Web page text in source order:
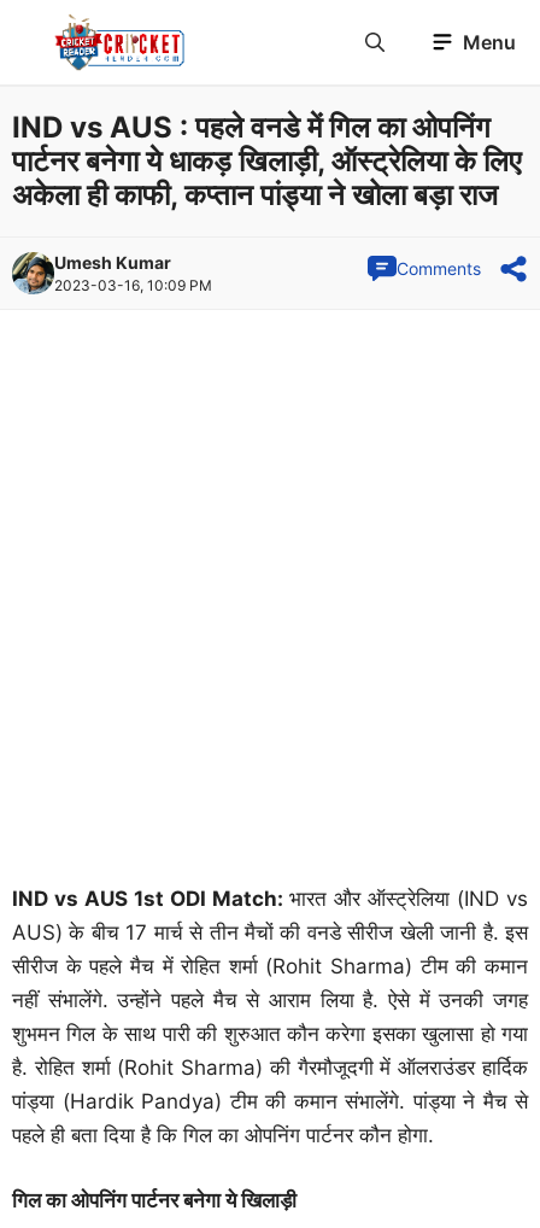
Menu
IND vs AUS : पहले वनडे में गिल का ओपनिंग
पार्टनर बनेगा ये धाकड़ खिलाड़ी, ऑस्ट्रेलिया के लिए
अकेला ही काफी, कप्तान पांड्या ने खोला बड़ा राज
Umesh Kumar
2023-03-16, 10:09 PM
Comments
IND vs AUS 1st ODI Match: भारत और ऑस्ट्रेलिया (IND vs
AUS) के बीच 17 मार्च से तीन मैचों की वनडे सीरीज खेली जानी है. इस
सीरीज के पहले मैच में रोहित शर्मा (Rohit Sharma) टीम की कमान
नहीं संभालेंगे. उन्होंने पहले मैच से आराम लिया है. ऐसे में उनकी जगह
शुभमन गिल के साथ पारी की शुरुआत कौन करेगा इसका खुलासा हो गया
है. रोहित शर्मा (Rohit Sharma) की गैरमौजूदगी में ऑलराउंडर हार्दिक
पांड्या (Hardik Pandya) टीम की कमान संभालेंगे. पांड्या ने मैच से
पहले ही बता दिया है कि गिल का ओपनिंग पार्टनर कौन होगा.
गिल का ओपनिंग पार्टनर बनेगा ये खिलाड़ी